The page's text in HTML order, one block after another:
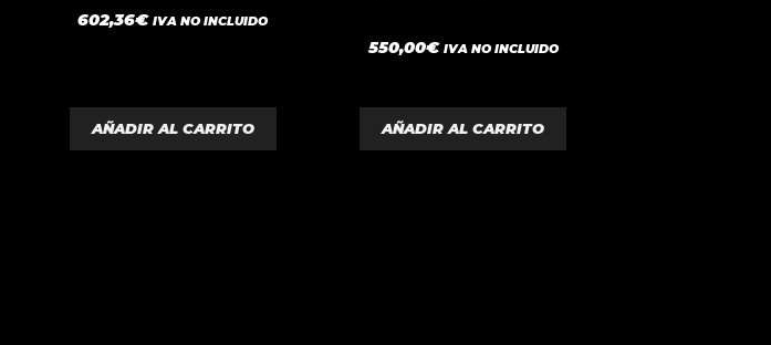
0
d
602,36€ IVA NO INCLUIDO
AÑADIR AL CARRITO
0
d
550,00€ IVA NO INCLUIDO
AÑADIR AL CARRITO